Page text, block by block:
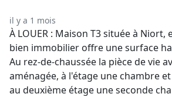
il y a 1 mois
À LOUER : Maison T3 située à Niort,
bien immobilier offre une surface
Au rez-de-chaussée la pièce de vie
aménagée, à l'étage une chambre
au deuxième étage une seconde